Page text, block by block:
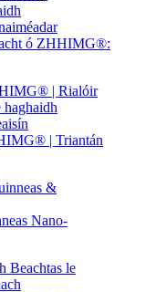
ó ZHHIMG®:
| Triantán
Nano-